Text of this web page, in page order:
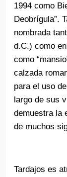
1994 como
Deobrígula”.
nombrada
d.C.) como
como
calzada
para el uso
largo de sus
demuestra la
de muchos
Tardajos es